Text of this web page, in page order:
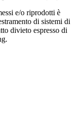
e/o riprodotti è
di sistemi di
divieto espresso di